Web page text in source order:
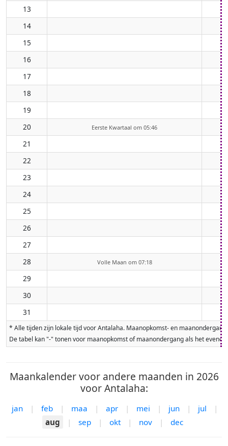
13
14
15
16
17
18
19
20
Eerste Kwartaal om 05:46
21
22
23
24
25
26
27
28
Volle Maan om 07:18
29
30
31
* Alle tijden zijn lokale tijd voor Antalaha. Maanopkomst- en
De tabel kan "-" tonen voor maanopkomst of maanondergang als het
Maankalender voor andere maanden in 2026
voor Antalaha:
jan | feb | maa | apr | mei | jun | jul
|
aug
| sep | okt | nov | dec